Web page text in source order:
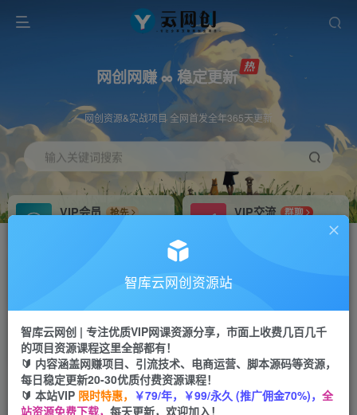
网创网赚 ∞ 稳定更新
网创资源&实战项目 全网首发全年365天更新
输入关键词搜索
VIP会员
抢先
VIP交流
群聊
研究探讨更多创业项目路子。
会员专属推广链接
网赚网创 项目
365天稳定跟新
APP下载
GO
首页 创业课程 会员免费 正文
智库云网创资源站
智库云网创 | 专注优质VIP网课资源分享，市面上收费几百几千
的项目资源课程这里全部都有！
🔰 内容涵盖网赚项目、引流技术、电商运营、脚本源码等资源，
每日稳定更新20-30优质付费资源课程！
🔰 本站VIP 限时特惠， ￥79/年，￥99/永久 (推广佣金70%)， 全
站资源免费下载， 每天更新，欢迎加入！